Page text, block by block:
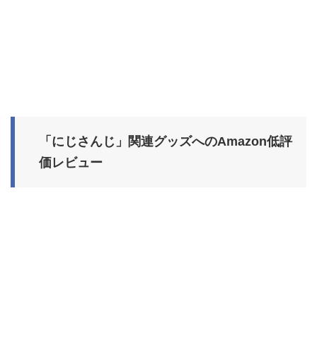
「にじさんじ」関連グッズへのAmazon低評
価レビュー